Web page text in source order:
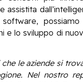
lo sviluppo di
le aziende si
Nel nostro